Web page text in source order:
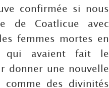
confirmée si nous
de Coatlicue avec
femmes mortes en
qui avaient fait le
donner une nouvelle
comme des divinités